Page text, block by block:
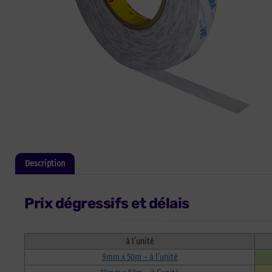
Description
Prix dégressifs et délais
à l’unité
9mm x 50m – à l’unité